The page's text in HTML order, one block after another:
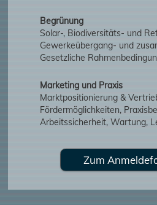
Begrünung
Solar-, Biodiversitäts- und
Gewerkeübergang- und
Gesetzliche
Marketing und Praxis
Marktpositionierung &
Fördermöglichkeiten,
Arbeitssicherheit, Wartung,